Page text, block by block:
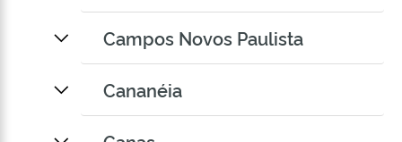
Campos Novos Paulista
Cananéia